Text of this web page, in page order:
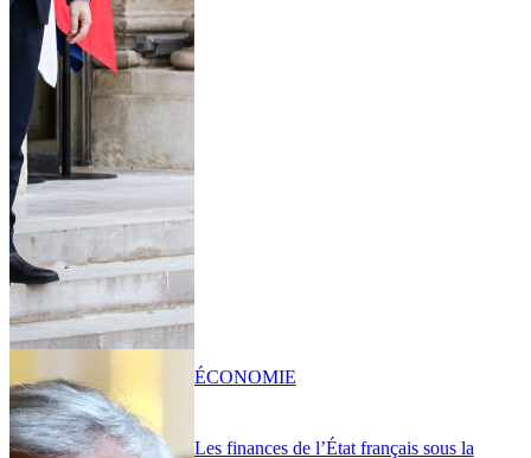
Les finances de l’État français sous la
ÉCONOMIE